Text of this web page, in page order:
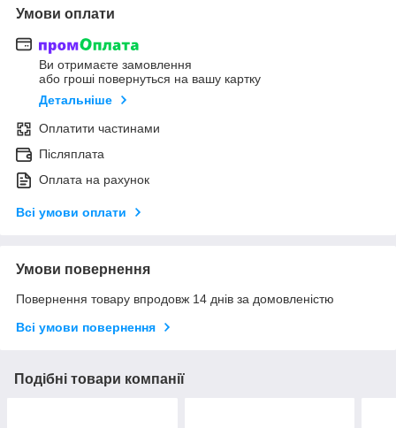
Умови оплати
Ви отримаєте замовлення
або гроші повернуться на вашу картку
Детальніше
Оплатити частинами
Післяплата
Оплата на рахунок
Всі умови оплати
Умови повернення
Повернення товару впродовж 14 днів за домовленістю
Всі умови повернення
Подібні товари компанії